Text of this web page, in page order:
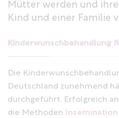
Mütter werden und
Kind und einer Familie
Kinderwunschbehandlung
Die
Deutschland zunehmend
durchgeführt. Erfolgreich
die Methoden Insemination